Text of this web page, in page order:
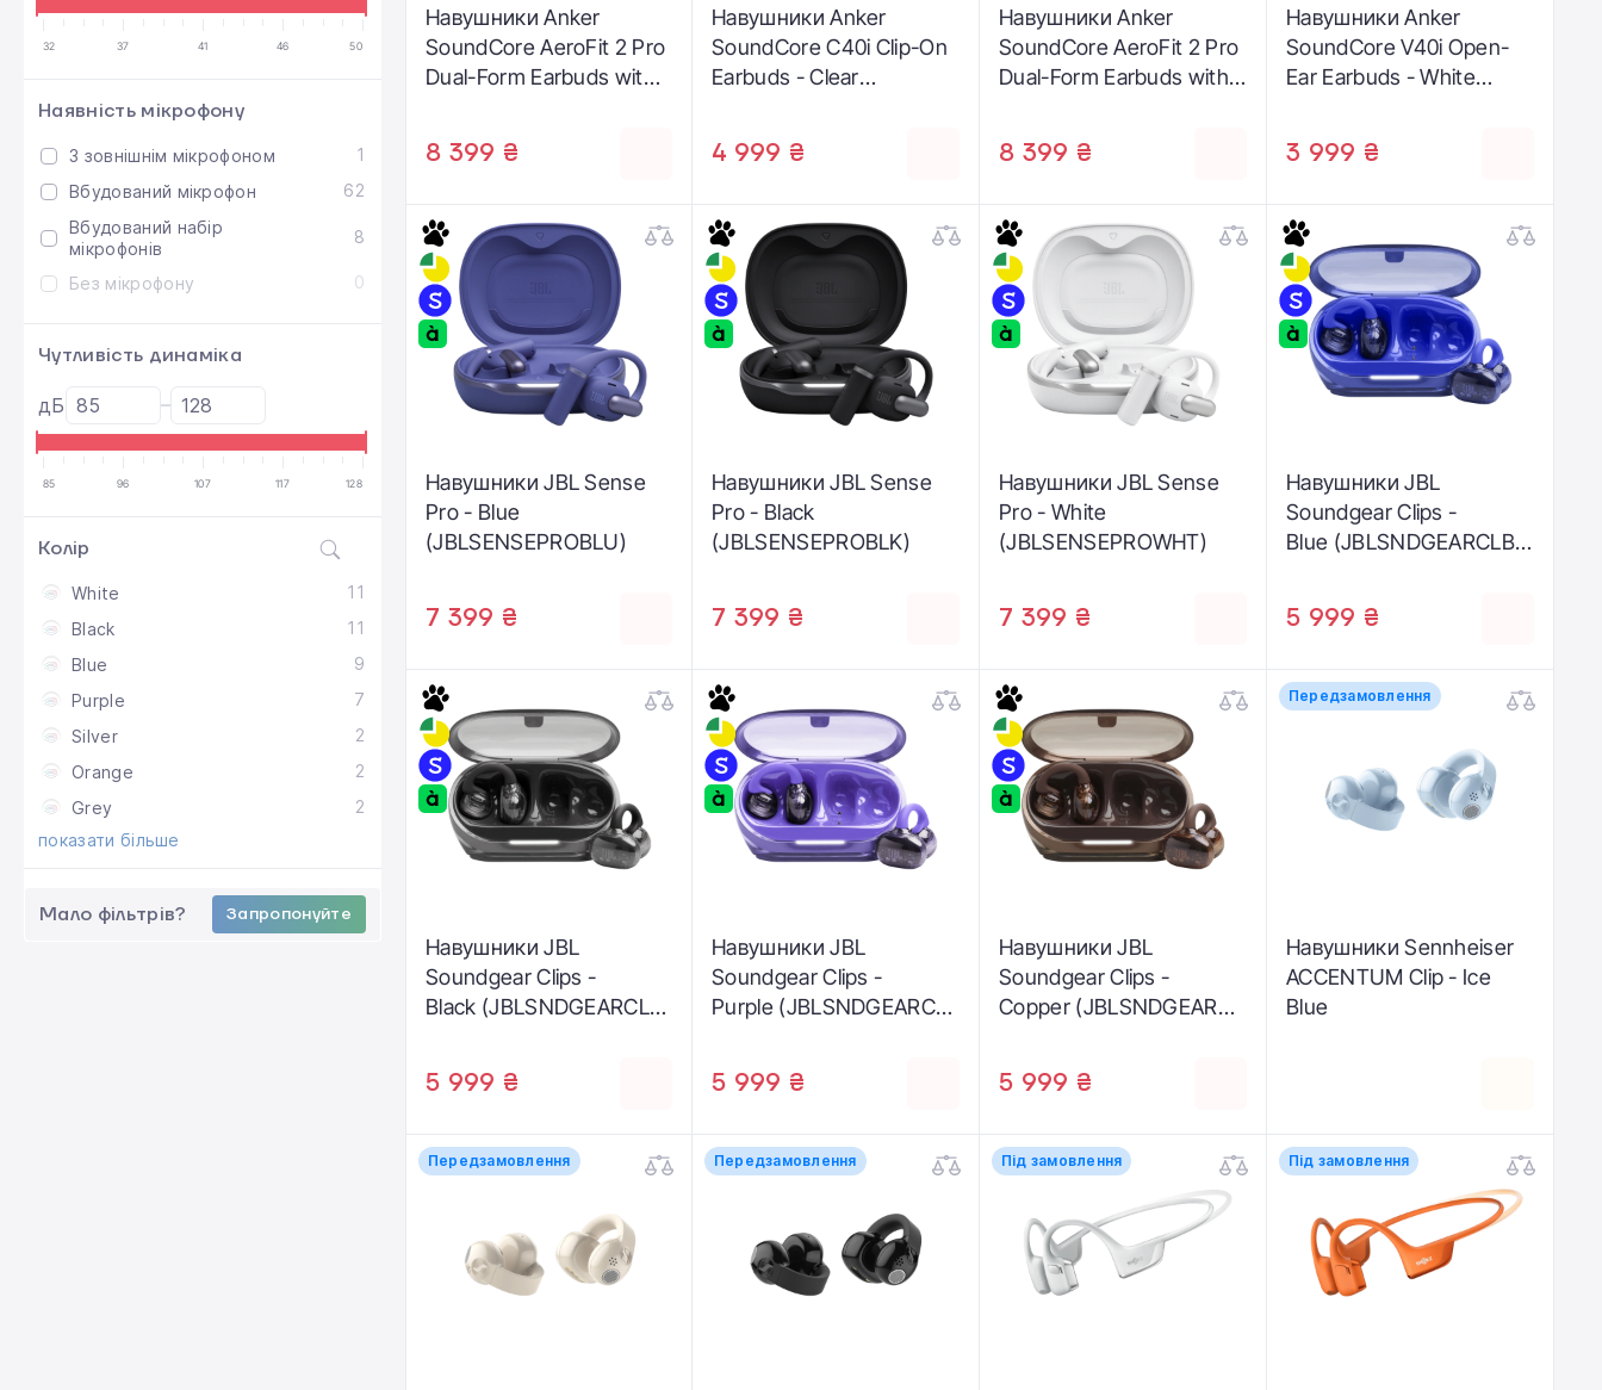
32 37 41 46 50
Наявність мікрофону
З зовнішнім мікрофоном
1
Вбудований мікрофон
62
Вбудований набір
мікрофонів
8
Без мікрофону 0
Чутливість динаміка
дБ
85 96 107 117 128
Колір
White
11
Black
11
Blue
9
Purple
7
Silver
2
Orange
2
Grey
2
показати більше
Мало фільтрів? Запропонуйте
Навушники Anker
SoundCore AeroFit 2 Pro
Dual-Form Earbuds with
8 399 ₴
Навушники Anker
SoundCore C40i Clip-On
Earbuds - Clear
4 999 ₴
Навушники Anker
SoundCore AeroFit 2 Pro
Dual-Form Earbuds with
8 399 ₴
Навушники Anker
SoundCore V40i Open-
Ear Earbuds - White
3 999 ₴
Навушники JBL Sense
Pro - Blue
(JBLSENSEPROBLU)
7 399 ₴
Навушники JBL Sense
Pro - Black
(JBLSENSEPROBLK)
7 399 ₴
Навушники JBL Sense
Pro - White
(JBLSENSEPROWHT)
7 399 ₴
Навушники JBL
Soundgear Clips -
Blue (JBLSNDGEARCLBL
5 999 ₴
Навушники JBL
Soundgear Clips -
Black (JBLSNDGEARCLB
5 999 ₴
Навушники JBL
Soundgear Clips -
Purple (JBLSNDGEARCL
5 999 ₴
Навушники JBL
Soundgear Clips -
Copper (JBLSNDGEARCL
5 999 ₴
Передзамовлення
Навушники Sennheiser
ACCENTUM Clip - Ice
Blue
Передзамовлення Передзамовлення Під замовлення Під замовлення